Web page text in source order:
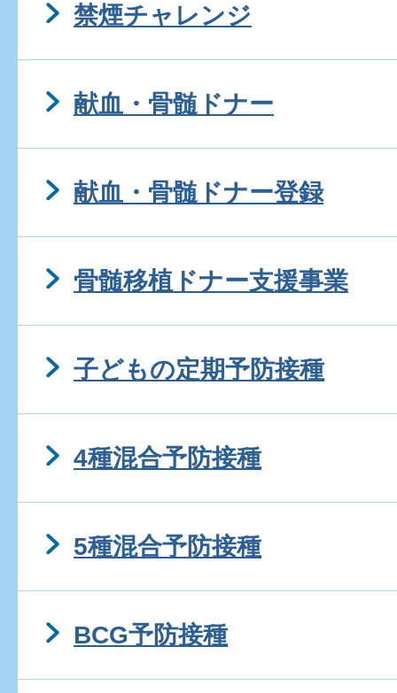
禁煙チャレンジ
献血・骨髄ドナー
献血・骨髄ドナー登録
骨髄移植ドナー支援事業
子どもの定期予防接種
4種混合予防接種
5種混合予防接種
BCG予防接種